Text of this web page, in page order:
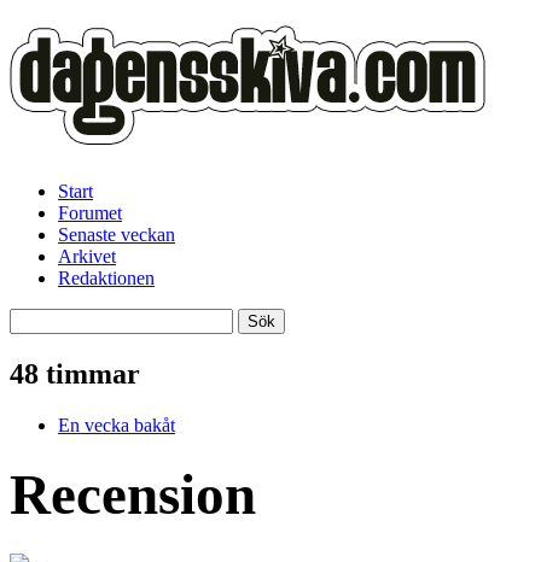
Start
Forumet
Senaste veckan
Arkivet
Redaktionen
48 timmar
En vecka bakåt
Recension